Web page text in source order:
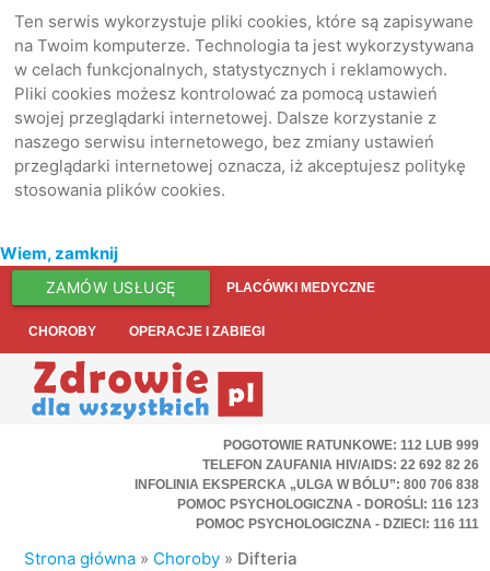
Ten serwis wykorzystuje pliki cookies, które są zapisywane
na Twoim komputerze. Technologia ta jest wykorzystywana
w celach funkcjonalnych, statystycznych i reklamowych.
Pliki cookies możesz kontrolować za pomocą ustawień
swojej przeglądarki internetowej. Dalsze korzystanie z
naszego serwisu internetowego, bez zmiany ustawień
przeglądarki internetowej oznacza, iż akceptujesz politykę
stosowania plików cookies.
Wiem, zamknij
ZAMÓW USŁUGĘ PLACÓWKI MEDYCZNE
CHOROBY OPERACJE I ZABIEGI
POGOTOWIE RATUNKOWE: 112 LUB 999
TELEFON ZAUFANIA HIV/AIDS: 22 692 82 26
INFOLINIA EKSPERCKA „ULGA W BÓLU”: 800 706 838
POMOC PSYCHOLOGICZNA - DOROŚLI: 116 123
POMOC PSYCHOLOGICZNA - DZIECI: 116 111
Strona główna » Choroby » Difteria